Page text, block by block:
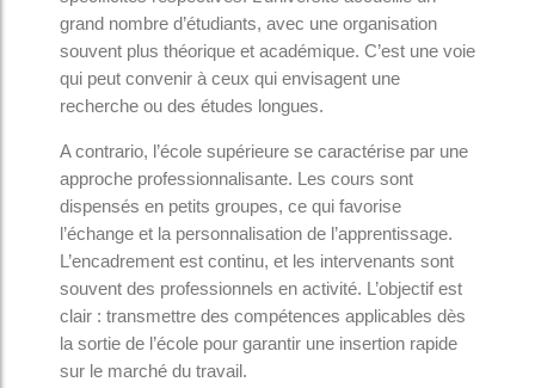
grand nombre d’étudiants, avec une organisation
souvent plus théorique et académique. C’est une voie
qui peut convenir à ceux qui envisagent une
recherche ou des études longues.
A contrario, l’école supérieure se caractérise par une
approche professionnalisante. Les cours sont
dispensés en petits groupes, ce qui favorise
l’échange et la personnalisation de l’apprentissage.
L’encadrement est continu, et les intervenants sont
souvent des professionnels en activité. L’objectif est
clair : transmettre des compétences applicables dès
la sortie de l’école pour garantir une insertion rapide
sur le marché du travail.